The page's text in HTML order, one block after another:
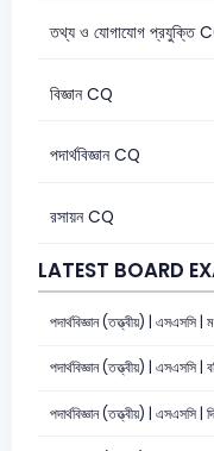
তথ্য ও যোগাযোগ প্রযুক্তি
বিজ্ঞান CQ
পদার্থবিজ্ঞান CQ
রসায়ন CQ
LATEST BOARD
পদার্থবিজ্ঞান (তত্ত্বীয়) | এসএসসি
পদার্থবিজ্ঞান (তত্ত্বীয়) | এসএসসি
পদার্থবিজ্ঞান (তত্ত্বীয়) | এসএসসি